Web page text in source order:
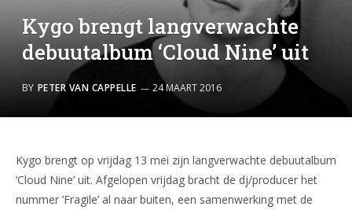
Kygo brengt langverwachte
debuutalbum ‘Cloud Nine’ uit
BY PETER VAN CAPPELLE 24 MAART 2016
Kygo brengt op vrijdag 13 mei zijn langverwachte debuutalbum
‘Cloud Nine’ uit. Afgelopen vrijdag bracht de dj/producer het
nummer ‘Fragile’ al naar buiten, een samenwerking met de